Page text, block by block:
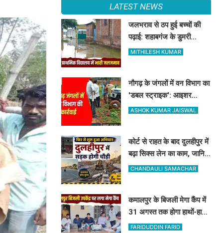
LATEST NEWS
जलभराव से ठप हुई बच्चों की
पढ़ाई: शहाबगंज के डुमरी
प्राथमिक स्कूल में घुसा पानी,
MITHILESH KUMAR
नौगढ़ के जंगलों में वन विभाग का
'डबल स्ट्राइक': आइशर
ट्रैक्टर सीज, रिलायंस कंपनी
ASHOK KUMAR JAISWAL
कोर्ट से राहत के बाद दुलहीपुर में
बढ़ा सिक्स लेन का काम, जानिए
किसे मिलेगा मुआवजा और कहां
CHANDAULI SAMACHAR
कमालपुर के बिजली मेगा कैंप में
31 अगस्त तक होगा हाथों-हाथ
समाधान: 15 उपभोक्ताओं के
FARIDUDDIN FARID